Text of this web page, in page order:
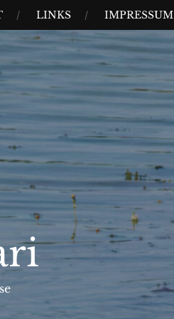
LINKS IMPRESSUM